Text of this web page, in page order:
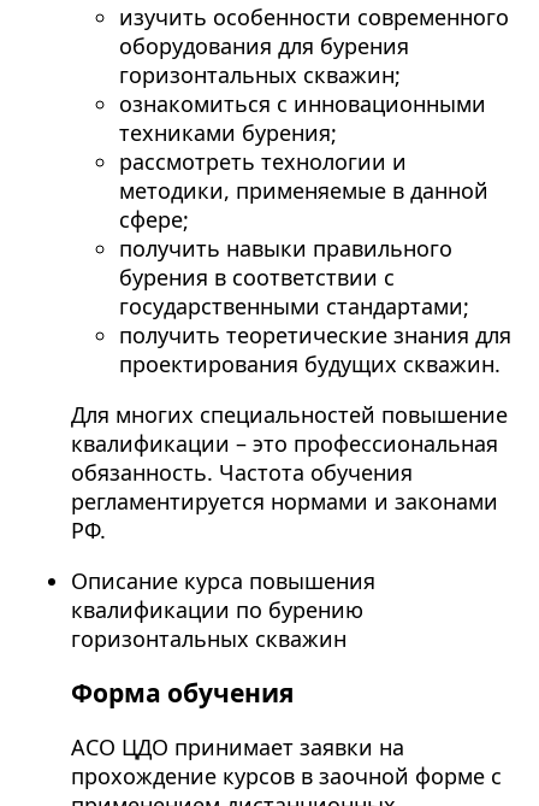
изучить особенности современного
оборудования для бурения
горизонтальных скважин;
ознакомиться с инновационными
техниками бурения;
рассмотреть технологии и
методики, применяемые в данной
сфере;
получить навыки правильного
бурения в соответствии с
государственными стандартами;
получить теоретические знания для
проектирования будущих скважин.
Для многих специальностей повышение
квалификации – это профессиональная
обязанность. Частота обучения
регламентируется нормами и законами
РФ.
Описание курса повышения
квалификации по бурению
горизонтальных скважин
Форма обучения
АСО ЦДО принимает заявки на
прохождение курсов в заочной форме с